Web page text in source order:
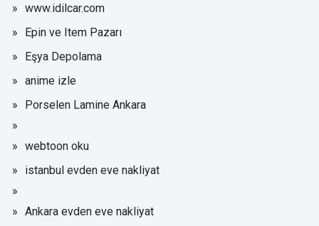
www.idilcar.com
Epin ve Item Pazarı
Eşya Depolama
anime izle
Porselen Lamine Ankara
webtoon oku
istanbul evden eve nakliyat
Ankara evden eve nakliyat